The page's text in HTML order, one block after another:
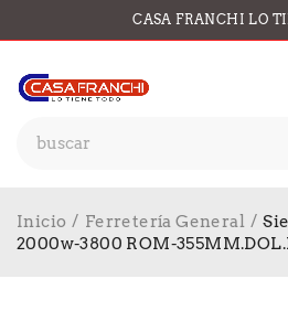
CASA FRANCHI LO
Inicio / Ferretería General /
2000w-3800 ROM-